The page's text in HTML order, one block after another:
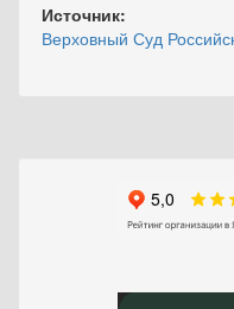
Источник:
Верховный Суд